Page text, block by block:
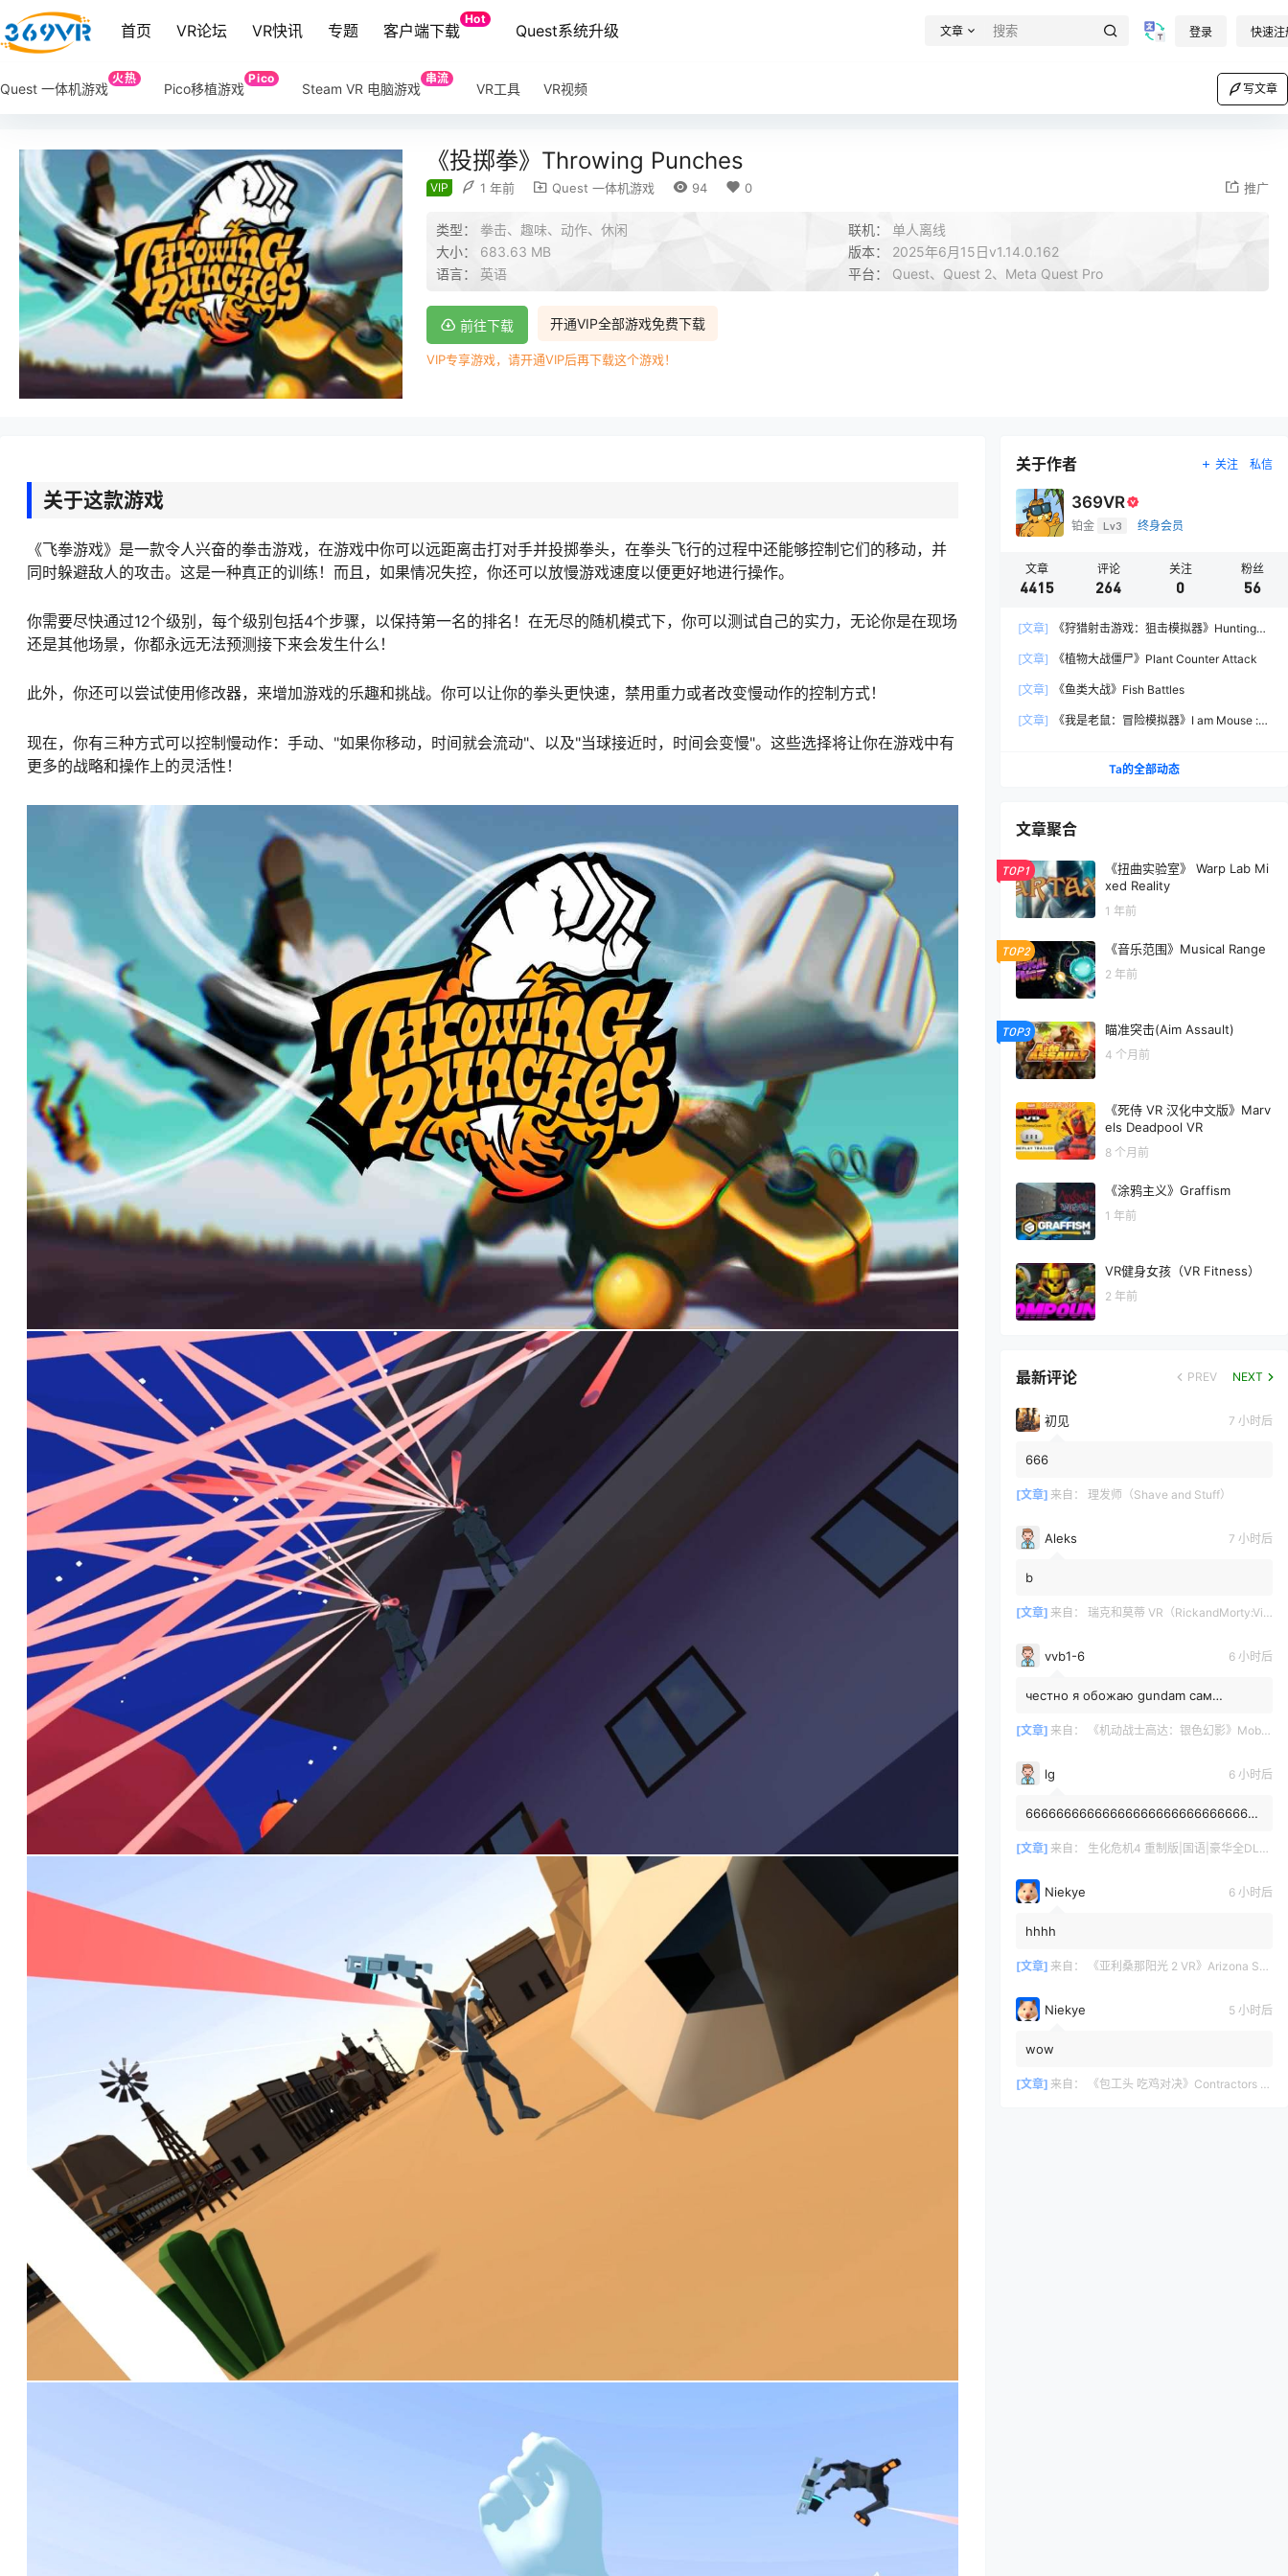
首页 VR论坛 VR快讯 专题 客户端下载
Hot
Quest系统升级 文章 登录 快速注
Quest 一体机游戏
火热
Pico移植游戏
Pico
Steam VR 电脑游戏
串流
VR工具 VR视频 写文章
《投掷拳》Throwing Punches
VIP 1 年前 Quest 一体机游戏 94 0 推广
类型： 拳击、趣味、动作、休闲 联机： 单人离线
大小： 683.63 MB 版本： 2025年6月15日v1.14.0.162
语言： 英语 平台： Quest、Quest 2、Meta Quest Pro
开通VIP全部游戏免费下载
前往下载
VIP专享游戏，请开通VIP后再下载这个游戏！
关于这款游戏
《飞拳游戏》是一款令人兴奋的拳击游戏，在游戏中你可以远距离击打对手并投掷拳头，在拳头飞行的过程中还能够控制它们的移动，并
同时躲避敌人的攻击。这是一种真正的训练！而且，如果情况失控，你还可以放慢游戏速度以便更好地进行操作。
你需要尽快通过12个级别，每个级别包括4个步骤，以保持第一名的排名！在无尽的随机模式下，你可以测试自己的实力，无论你是在现场
还是其他场景，你都永远无法预测接下来会发生什么！
此外，你还可以尝试使用修改器，来增加游戏的乐趣和挑战。你可以让你的拳头更快速，禁用重力或者改变慢动作的控制方式！
现在，你有三种方式可以控制慢动作：手动、"如果你移动，时间就会流动"、以及"当球接近时，时间会变慢"。这些选择将让你在游戏中有
更多的战略和操作上的灵活性！
关于作者 关注 私信
369VR
铂金 Lv3 终身会员
文章
4415
评论
264
关注
0
粉丝
56
[文章]
《狩猎射击游戏：狙击模拟器》Hunting
[文章]
《植物大战僵尸》Plant Counter Attack
[文章] 《鱼类大战》Fish Battles
[文章]
《我是老鼠：冒险模拟器》I am Mouse :
Ta的全部动态
文章聚合
TOP1
《扭曲实验室》 Warp Lab Mi
xed Reality
1 年前
TOP2 《音乐范围》Musical Range
2 年前
TOP3 瞄准突击(Aim Assault)
4 个月前
《死侍 VR 汉化中文版》Marv
els Deadpool VR
8 个月前
《涂鸦主义》Graffism
1 年前
VR健身女孩（VR Fitness）
2 年前
最新评论 PREV NEXT
初见 7 小时后
666
[文章] 来自： 理发师（Shave and Stuff）
Aleks 7 小时后
b
[文章] 来自： 瑞克和莫蒂 VR（RickandMorty:VirtualRick-ality）
vvb1-6 6 小时后
честно я обожаю gundam сам
1/144 а так я пропустил хайп данно...
[文章] 来自： 《机动战士高达：银色幻影》Mobile Suit Gundam: Silver Phantom
lg 6 小时后
6666666666666666666666666666666
[文章] 来自： 生化危机4 重制版|国语|豪华全DLC（Resident Evil 4 VR）
Niekye 6 小时后
hhhh
[文章] 来自： 《亚利桑那阳光 2 VR》Arizona Sunshine® 2
Niekye 5 小时后
wow
[文章] 来自： 《包工头 吃鸡对决》Contractors Showdown